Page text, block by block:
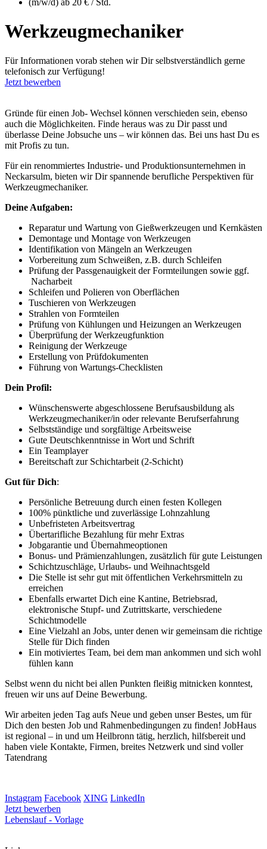
Werkzeugmechaniker
Für Informationen vorab stehen wir Dir selbstverständlich gerne
telefonisch zur Verfügung!
Jetzt bewerben
Gründe für einen Job- Wechsel können verschieden sein, ebenso
auch die Möglichkeiten. Finde heraus was zu Dir passt und
überlasse Deine Jobsuche uns – wir können das. Bei uns hast Du es
mit Profis zu tun.
Für ein renommiertes Industrie- und Produktionsunternehmen in
Neckarsulm, bieten wir Dir spannende berufliche Perspektiven für
Werkzeugmechaniker.
Deine Aufgaben:
Reparatur und Wartung von Gießwerkzeugen und Kernkästen
Demontage und Montage von Werkzeugen
Identifikation von Mängeln an Werkzeugen
Vorbereitung zum Schweißen, z.B. durch Schleifen
Prüfung der Passgenauigkeit der Formteilungen sowie ggf.
Nacharbeit
Schleifen und Polieren von Oberflächen
Tuschieren von Werkzeugen
Strahlen von Formteilen
Prüfung von Kühlungen und Heizungen an Werkzeugen
Überprüfung der Werkzeugfunktion
Reinigung der Werkzeuge
Erstellung von Prüfdokumenten
Führung von Wartungs-Checklisten
Dein Profil:
Wünschenswerte abgeschlossene Berufsausbildung als
Werkzeugmechaniker/in oder relevante Berufserfahrung
Selbstständige und sorgfältige Arbeitsweise
Gute Deutschkenntnisse in Wort und Schrift
Ein Teamplayer
Bereitschaft zur Schichtarbeit (2-Schicht)
Gut für Dich:
Persönliche Betreuung durch einen festen Kollegen
100% pünktliche und zuverlässige Lohnzahlung
Unbefristeten Arbeitsvertrag
Übertarifliche Bezahlung für mehr Extras
Jobgarantie und Übernahmeoptionen
Bonus- und Prämienzahlungen, zusätzlich für gute Leistungen
Schichtzuschläge, Urlaubs- und Weihnachtsgeld
Die Stelle ist sehr gut mit öffentlichen Verkehrsmitteln zu
erreichen
Ebenfalls erwartet Dich eine Kantine, Betriebsrad,
elektronische Stupf- und Zutrittskarte, verschiedene
Schichtmodelle
Eine Vielzahl an Jobs, unter denen wir gemeinsam die richtige
Stelle für Dich finden
Ein motiviertes Team, bei dem man ankommen und sich wohl
fühlen kann
Selbst wenn du nicht bei allen Punkten fleißig mitnicken konntest,
freuen wir uns auf Deine Bewerbung.
Wir arbeiten jeden Tag aufs Neue und geben unser Bestes, um für
Dich den besten Job und Rahmenbedingungen zu finden! JobHaus
ist regional – in und um Heilbronn tätig, herzlich, hilfsbereit und
haben viele Kontakte, Firmen, breites Netzwerk und sind voller
Tatendrang
Instagram Facebook XING LinkedIn
Jetzt bewerben
Lebenslauf - Vorlage